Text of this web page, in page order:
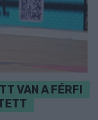
VAN A FÉRFI